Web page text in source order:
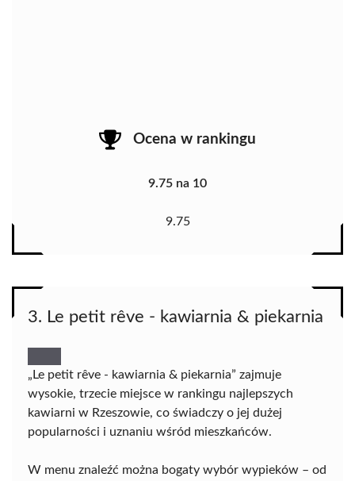
Ocena w rankingu
9.75 na 10
9.75
3. Le petit rêve - kawiarnia & piekarnia
„Le petit rêve - kawiarnia & piekarnia” zajmuje
wysokie, trzecie miejsce w rankingu najlepszych
kawiarni w Rzeszowie, co świadczy o jej dużej
popularności i uznaniu wśród mieszkańców.
W menu znaleźć można bogaty wybór wypieków – od